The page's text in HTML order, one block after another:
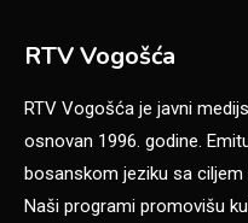
RTV Vogošća
RTV Vogošća je javni
osnovan 1996. godine.
bosanskom jeziku sa ciljem
Naši programi promovišu